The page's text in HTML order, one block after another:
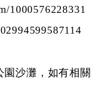
1000576228331
園沙灘，如有相關